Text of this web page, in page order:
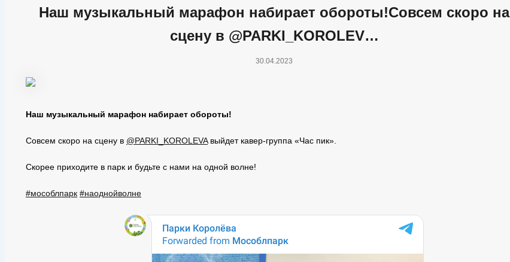
Наш музыкальный марафон набирает обороты!Совсем скоро на
сцену в @PARKI_KOROLEV…
30.04.2023
Наш музыкальный марафон набирает обороты!
Совсем скоро на сцену в @PARKI_KOROLEVAвыйдет кавер-группа «Час пик».
Скорее приходите в парк и будьте с нами на одной волне!
#мособлпарк #наоднойволне